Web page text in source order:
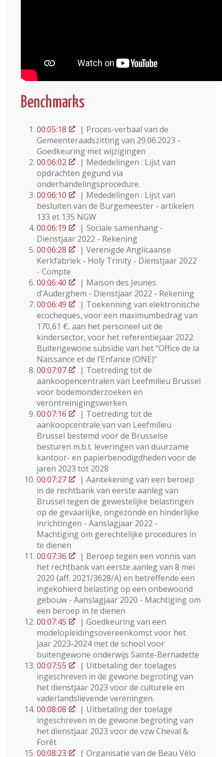
Benchmarks
00:05:18
| Proces-verbaal van de
Gemeenteraadszitting van 29.06.2023 -
Goedkeuring met wijzigingen
00:06:02
| Mededelingen : Lijst van
opdrachten gegund via
onderhandelingsprocedure.
00:06:10
| Mededelingen : Lijst van
besluiten van de Burgemeester - artikelen
133 et 135 NGW
00:06:19
| Sociale samenhang -
Dienstjaar 2022 - Rekening
00:06:28
| Verenigde Anglicaanse
Kerkfabriek - Holy Trinity - Dienstjaar 2022
- Compte
00:06:40
| Maison des Jeunes
d'Auderghem - Dienstjaar 2022 - Rekening
00:06:49
| Toekenning van elektronische
ecocheques, voor een maximumbedrag van
170,61 €, aan het personeel uit de
kindersector, voor het referentiejaar 2022.
Buitengewone subsidie van het “Office de la
Naissance et de l’Enfance (ONE)”
00:07:07
| Toetreding tot de
aankoopencentralen van Leefmilieu Brussel
voor bodemonderzoeken en
verontreinigingswerken
00:07:16
| Toetreding tot de
aankoopcentrale van van Leefmilieu
Brussel bestemd voor de Brusselse
besturen m.b.t. leveringen van duurzame
kantoor- en papierbenodigdheden voor de
jaren 2023 tot 2028
00:07:27
| Aantekening van een beroep
in de rechtbank van eerste aanleg van
Brussel tegen de gewestelijke belastingen
op de gevaarlijke, ongezonde en hinderlijke
inrichtingen - Aanslagjaar 2022 -
Machtiging om gerechtelijke procedures in
te dienen
00:07:36
| Beroep tegen een vonnis van
het rechtbank van eerste aanleg van 8 mei
2020 (aff. 2021/3628/A) en betreffende een
ingekohierd belasting op een onbewoond
gebouw - Aanslagjaar 2020 - Machtiging om
een beroep in te dienen
00:07:45
| Goedkeuring van een
modelopleidingsovereenkomst voor het
jaar 2023-2024 met de school voor
buitengewone onderwijs Sainte-Bernadette
00:07:55
| Uitbetaling der toelages
ingeschreven in de gewone begroting van
het dienstjaar 2023 voor de culturele en
vaderlandslievende vereningen.
00:08:08
| Uitbetaling der toelage
ingeschreven in de gewone begroting van
het dienstjaar 2023 voor de vzw Cheval &
Forêt
00:08:23
| Organisatie van de Beau Vélo